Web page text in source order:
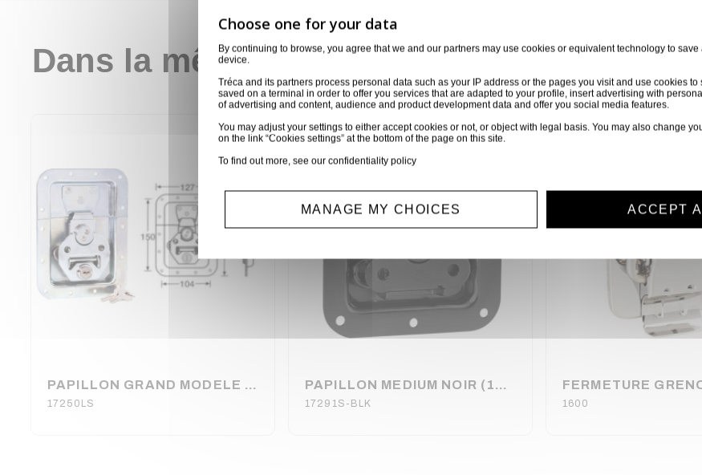
Dans la même catégorie
PAPILLON GRAND MODELE ZINC AVEC SERRURE (160220)
17250LS
Disponible sur demande
PAPILLON MEDIUM NOIR (120180)
17291S-BLK 1600
By continuing to browse, you agree that we and our partners may use cookies or equivalent technology to
device.
Tréca and its partners process personal data such as your IP address or the pages you visit and use cookies
saved on a terminal in order to offer you services that are adapted to your profile, insert advertising with
of advertising and content, audience and product development data and offer you social media features.
You may adjust your settings to either accept cookies or not, or object with legal basis. You may also change
on the link “Cookies settings” at the bottom of the page on this site.
To find out more, see our confidentiality policy
MANAGE MY CHOICES ACCEPT